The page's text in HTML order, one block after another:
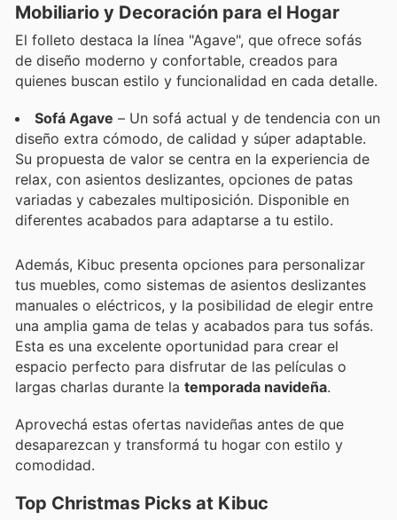
Mobiliario y Decoración para el Hogar
El folleto destaca la línea "Agave", que ofrece sofás
de diseño moderno y confortable, creados para
quienes buscan estilo y funcionalidad en cada detalle.
Sofá Agave – Un sofá actual y de tendencia con un
diseño extra cómodo, de calidad y súper adaptable.
Su propuesta de valor se centra en la experiencia de
relax, con asientos deslizantes, opciones de patas
variadas y cabezales multiposición. Disponible en
diferentes acabados para adaptarse a tu estilo.
Además, Kibuc presenta opciones para personalizar
tus muebles, como sistemas de asientos deslizantes
manuales o eléctricos, y la posibilidad de elegir entre
una amplia gama de telas y acabados para tus sofás.
Esta es una excelente oportunidad para crear el
espacio perfecto para disfrutar de las películas o
largas charlas durante la temporada navideña.
Aprovechá estas ofertas navideñas antes de que
desaparezcan y transformá tu hogar con estilo y
comodidad.
Top Christmas Picks at Kibuc